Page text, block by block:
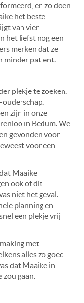
en zo doen
het beste
van vier
het liefst nog een
merken dat ze
minder patiënt.
plekje te zoeken.
ouderschap.
zijn in onze
in Bedum. We
gevonden voor
voor een
Maaike
ook of dit
niet het geval.
planning en
een plekje vrij
met
alles zo goed
dat Maaike in
zou gaan.